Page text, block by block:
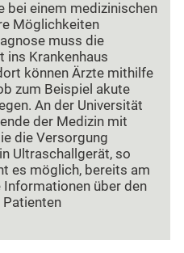
bei einem medizinischen
Möglichkeiten
muss die
ins Krankenhaus
können Ärzte mithilfe
zum Beispiel akute
An der Universität
der Medizin mit
die Versorgung
Ultraschallgerät, so
es möglich, bereits am
über den
Patienten